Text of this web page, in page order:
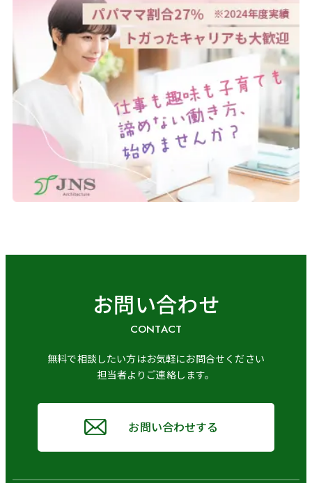
お問い合わせ
CONTACT
無料で相談したい方はお気軽にお問合せください
担当者よりご連絡します。
お問い合わせする